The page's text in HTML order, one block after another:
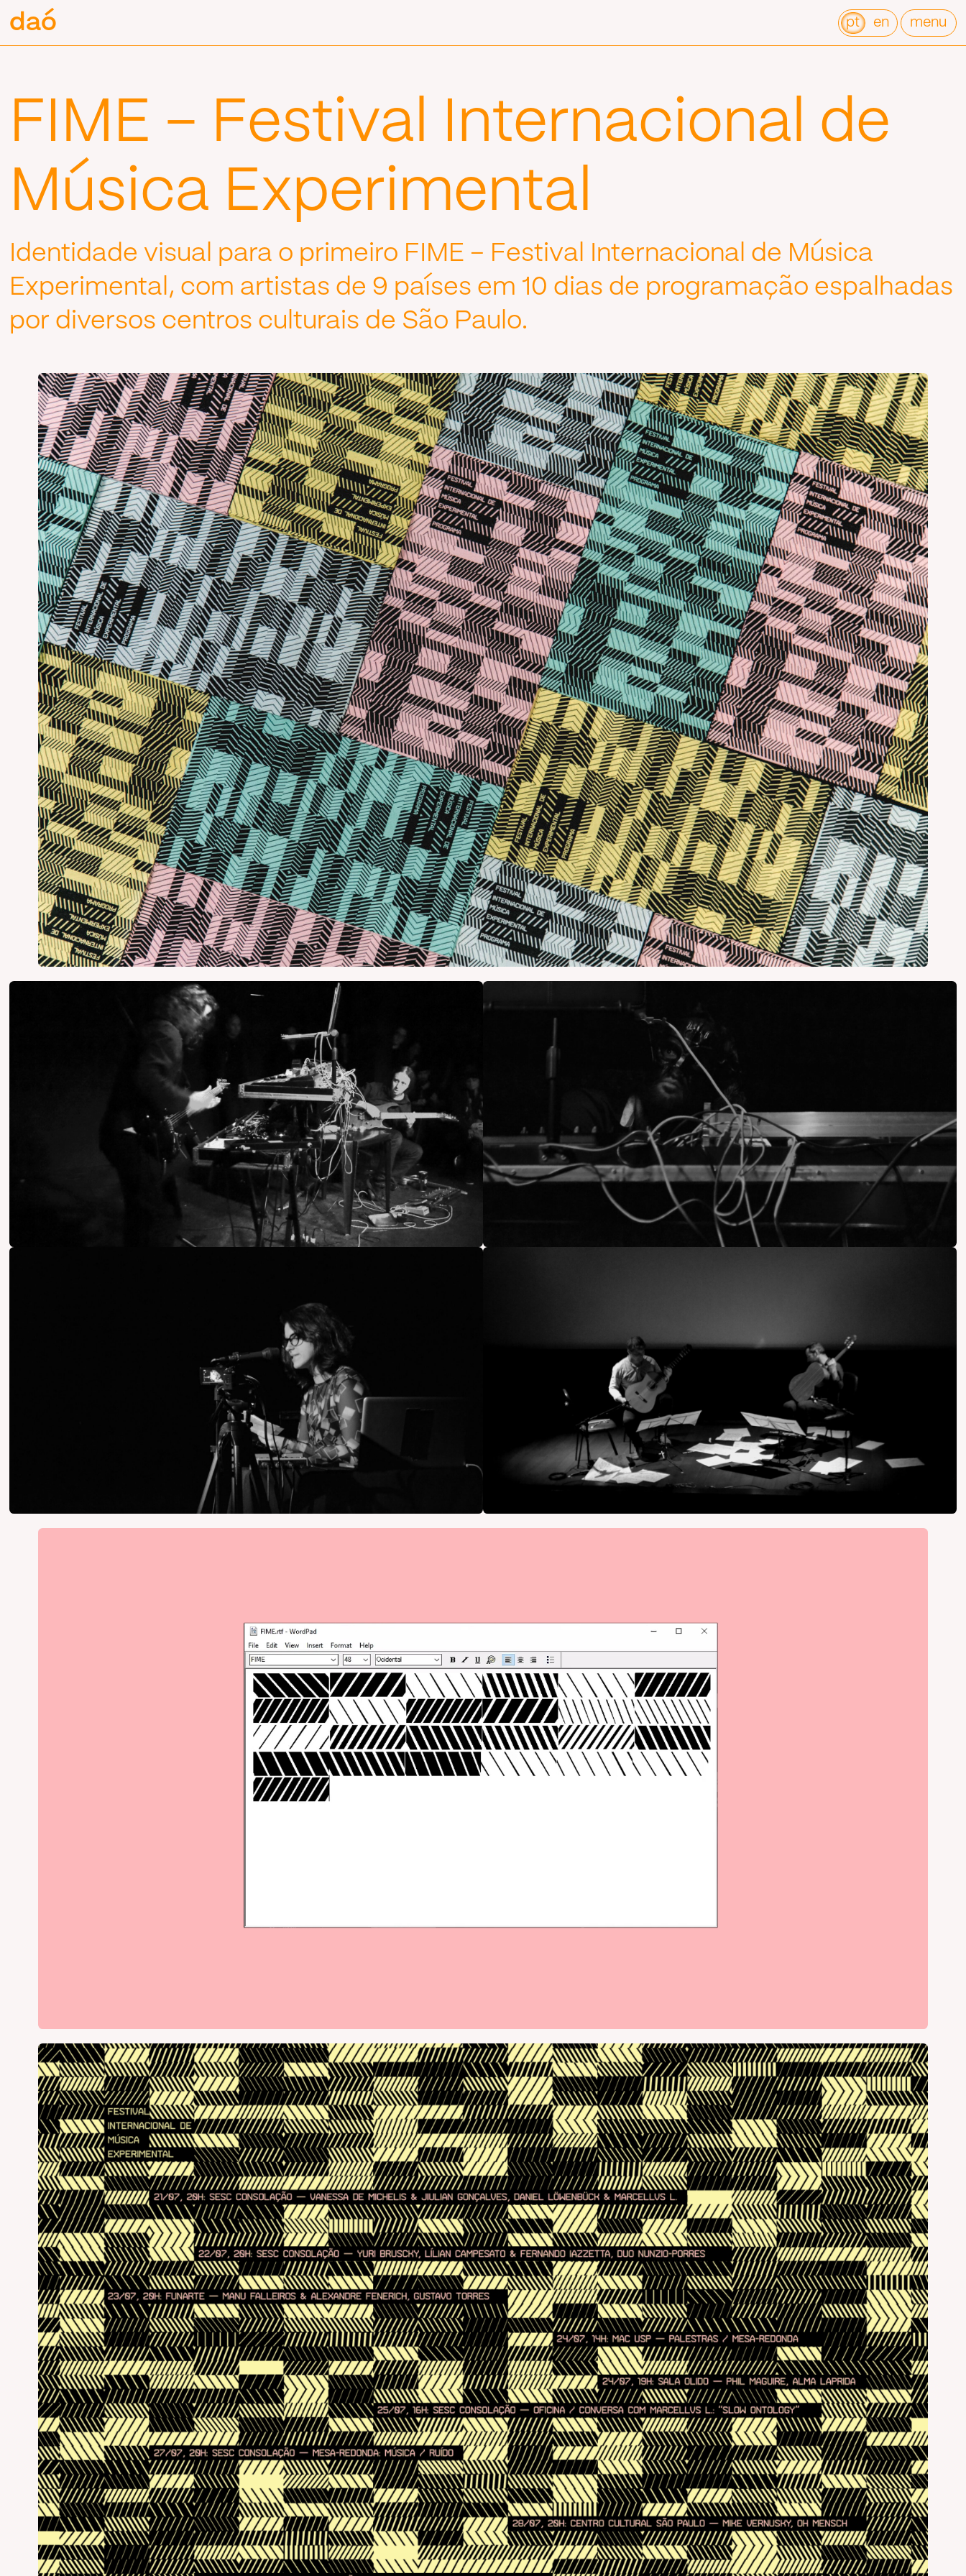
Pular
para
daó pt en menu
daó
FIME – Festival Internacional de
Música Experimental
Identidade visual para o primeiro FIME – Festival Internacional de Música
Experimental, com artistas de 9 países em 10 dias de programação espalhadas
por diversos centros culturais de São Paulo.